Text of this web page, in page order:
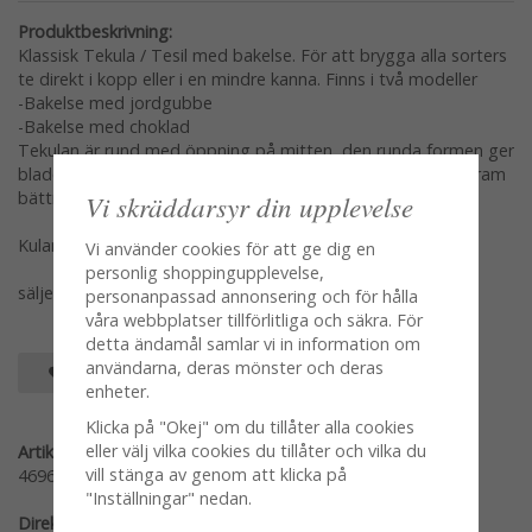
Produktbeskrivning:
Klassisk Tekula / Tesil med bakelse. För att brygga alla sorters
te direkt i kopp eller i en mindre kanna. Finns i två modeller
-Bakelse med jordgubbe
-Bakelse med choklad
Tekulan är rund med öppning på mitten, den runda formen ger
bladen utrymme att utvecklas och teets smaker kommer fram
bättre.
Kulan mäter 4cm
säljes per styck var modell för sig
SPARA SOM FAVORIT
Artikelnummer:
46968-1-J
Direktlänk:
Vi skräddarsyr din upplevelse
Vi använder cookies för att ge dig en
personlig shoppingupplevelse,
personanpassad annonsering och för hålla
våra webbplatser tillförlitliga och säkra. För
detta ändamål samlar vi in information om
användarna, deras mönster och deras
enheter.
Klicka på "Okej" om du tillåter alla cookies
eller välj vilka cookies du tillåter och vilka du
vill stänga av genom att klicka på
"Inställningar" nedan.